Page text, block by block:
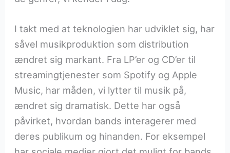
I takt med at teknologien har udviklet sig, har
såvel musikproduktion som distribution
ændret sig markant. Fra LP’er og CD’er til
streamingtjenester som Spotify og Apple
Music, har måden, vi lytter til musik på,
ændret sig dramatisk. Dette har også
påvirket, hvordan bands interagerer med
deres publikum og hinanden. For eksempel